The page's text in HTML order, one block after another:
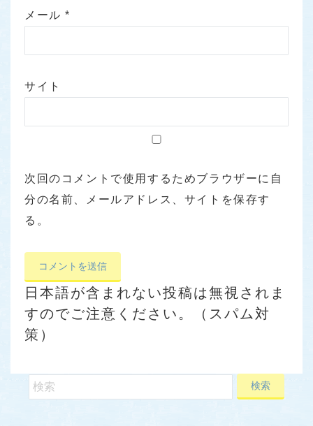
メール*
サイト
次回のコメントで使用するためブラウザーに自
分の名前、メールアドレス、サイトを保存す
る。
日本語が含まれない投稿は無視されま
すのでご注意ください。（スパム対
策）